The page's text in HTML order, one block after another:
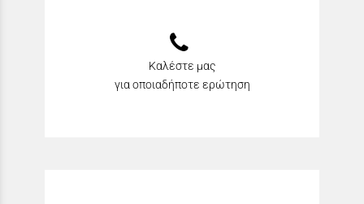
Καλέστε μας
για οποιαδήποτε ερώτηση